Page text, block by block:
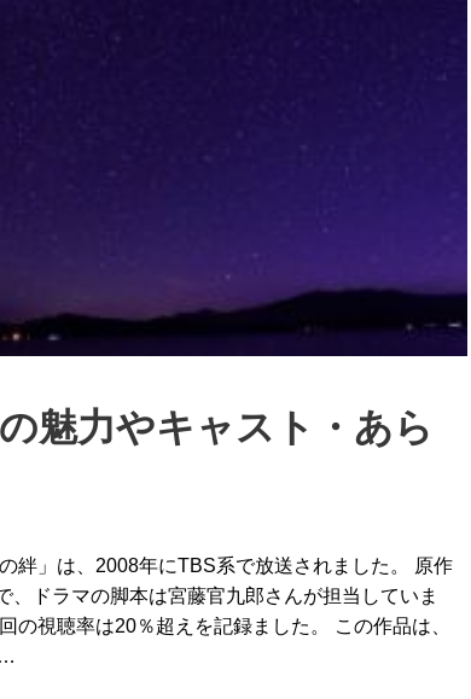
魅力やキャスト・あら
絆」は、2008年にTBS系で放送されました。 原作
ドラマの脚本は宮藤官九郎さんが担当していま
の視聴率は20％超えを記録ました。 この作品は、